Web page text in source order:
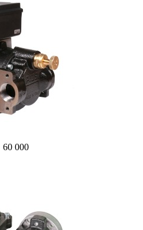
60 000